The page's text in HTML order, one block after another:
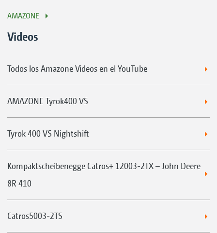
AMAZONE
Videos
Todos los Amazone Videos en el YouTube
AMAZONE Tyrok400 VS
Tyrok 400 VS Nightshift
Kompaktscheibenegge Catros+ 12003-2TX – John Deere
8R 410
Catros5003-2TS